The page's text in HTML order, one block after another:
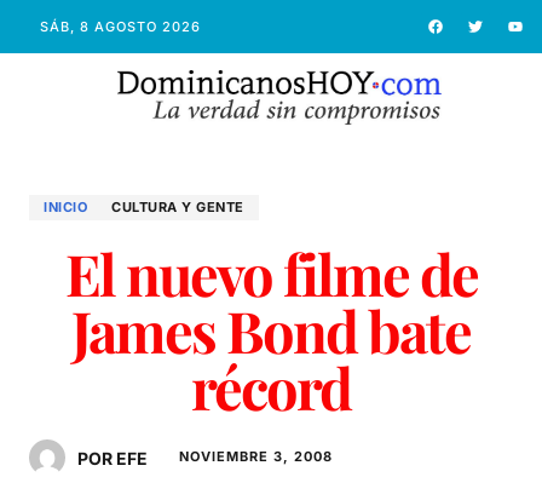
SÁB, 8 AGOSTO 2026
INICIO CULTURA Y GENTE
El nuevo filme de
James Bond bate
récord
POR EFE NOVIEMBRE 3, 2008